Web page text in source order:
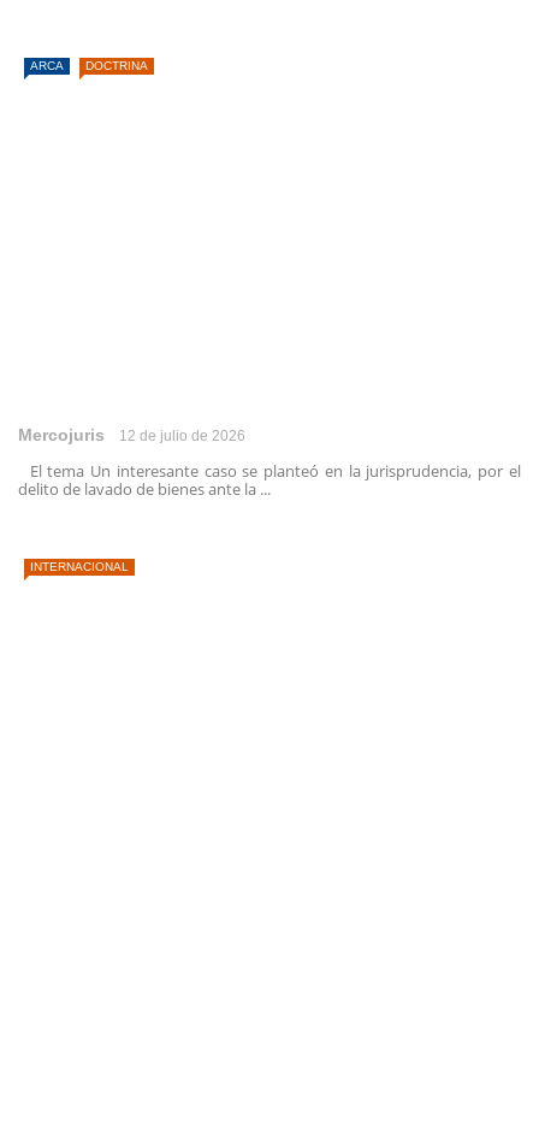
ARCA DOCTRINA
Mercojuris 12 de julio de 2026
El tema Un interesante caso se planteó en la jurisprudencia, por el
delito de lavado de bienes ante la ...
INTERNACIONAL